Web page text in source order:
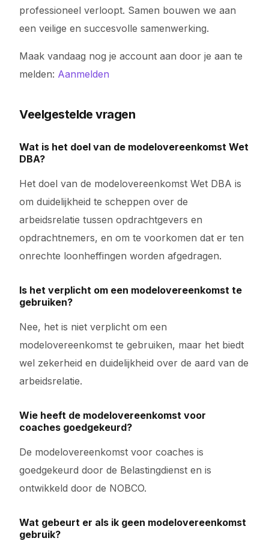
professioneel verloopt. Samen bouwen we aan
een veilige en succesvolle samenwerking.
Maak vandaag nog je account aan door je aan te
melden: Aanmelden
Veelgestelde vragen
Wat is het doel van de modelovereenkomst Wet
DBA?
Het doel van de modelovereenkomst Wet DBA is
om duidelijkheid te scheppen over de
arbeidsrelatie tussen opdrachtgevers en
opdrachtnemers, en om te voorkomen dat er ten
onrechte loonheffingen worden afgedragen.
Is het verplicht om een modelovereenkomst te
gebruiken?
Nee, het is niet verplicht om een
modelovereenkomst te gebruiken, maar het biedt
wel zekerheid en duidelijkheid over de aard van de
arbeidsrelatie.
Wie heeft de modelovereenkomst voor
coaches goedgekeurd?
De modelovereenkomst voor coaches is
goedgekeurd door de Belastingdienst en is
ontwikkeld door de NOBCO.
Wat gebeurt er als ik geen modelovereenkomst
gebruik?